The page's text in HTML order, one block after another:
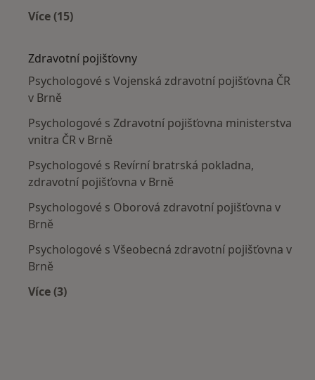
Více (15)
Zdravotní pojišťovny
Psychologové s Vojenská zdravotní pojišťovna ČR
v Brně
Psychologové s Zdravotní pojišťovna ministerstva
vnitra ČR v Brně
Psychologové s Revírní bratrská pokladna,
zdravotní pojišťovna v Brně
Psychologové s Oborová zdravotní pojišťovna v
Brně
Psychologové s Všeobecná zdravotní pojišťovna v
Brně
Více (3)